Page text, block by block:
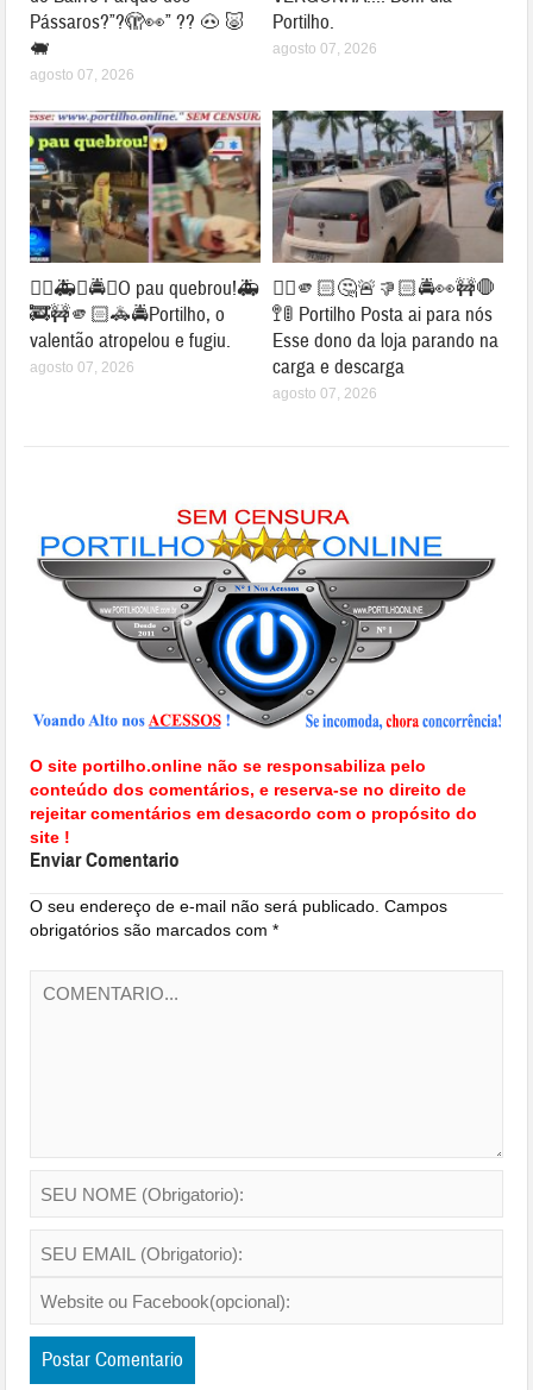
Pássaros?”?🫣👀” ?? 🐽 🐷
🐖
agosto 07, 2026
Portilho.
agosto 07, 2026
👉🏻🚑🚓🚔😱O pau quebrou!🚑
🚒🚧🫵🏻🚓🚔Portilho, o
valentão atropelou e fugiu.
agosto 07, 2026
👉🏻🫵🏻🤔🚨👎🏻🚔👀🚧🛑
🚏🚦 Portilho Posta ai para nós
Esse dono da loja parando na
carga e descarga
agosto 07, 2026
O site portilho.online não se responsabiliza pelo
conteúdo dos comentários, e reserva-se no direito de
rejeitar comentários em desacordo com o propósito do
site !
Enviar Comentario
O seu endereço de e-mail não será publicado. Campos
obrigatórios são marcados com*